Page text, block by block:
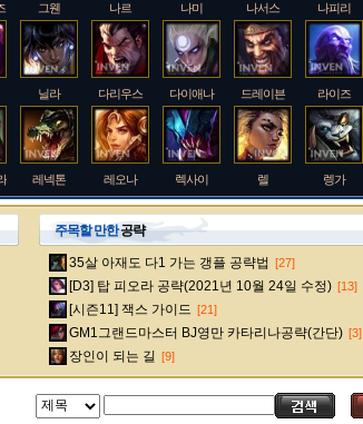
그웬 나르 나미 나서스 나피리
닐라 다리우스 다이애나 드레이븐 라이즈
스크 레넥톤 레오나 렉사이 렐 렝가
리븐 리산드라 릴리아 마스터 이
문도 박사 미스 포츈
주목할 만한공략
35살 아재도 다1 가는 갱플 공략법 [27]
[D3] 탑 피오라 공략(2021년 10월 24일 수정) [13]
[시즌11] 잭스 가이드 [21]
GM1그랜드마스터 BJ영만 카타리나공략(간단) [3]
장인이 되는 길 [9]